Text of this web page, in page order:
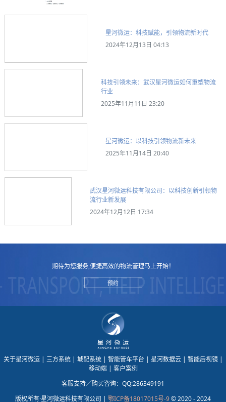
星河微运：科技赋能，引领物流新时代
2024年12月13日 04:13
科技引领未来：武汉星河微运如何重塑物流
行业
2025年11月11日 23:20
星河微运：以科技引领物流新未来
2025年11月14日 20:40
武汉星河微运科技有限公司：以科技创新引领物
流行业新发展
2024年12月12日 17:34
期待为您服务,便捷高效的物流管理马上开始！
预约
关于星河微运 | 三方系统 | 城配系统 | 智能管车平台 | 星河数据云 | 智能后视镜 |
移动端 | 客户案例
客服支持／购买咨询：QQ:286349191
版权所有·星河微运科技有限公司 | 鄂ICP备18017015号-9© 2020 - 2024